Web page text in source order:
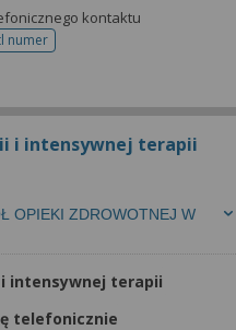
kontaktu
numerdo rejestracji
i intensywnej terapii
OPIEKI ZDROWOTNEJ W
intensywnej terapii
telefonicznie